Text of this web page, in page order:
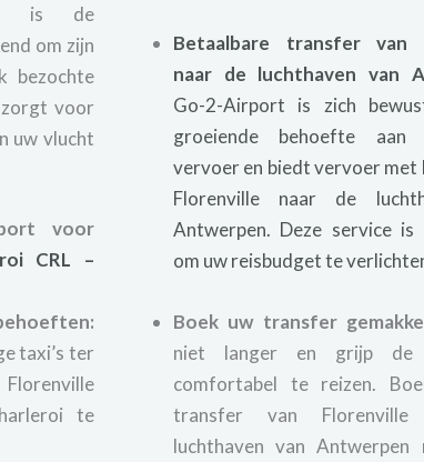
is de
om zijn
bezochte
zorgt voor
uw vlucht
voor
CRL –
taxi’s ter
te
Betaalbare transfer van
naar de luchthaven van
Go-2-Airport is zich
groeiende behoefte aan
vervoer en biedt vervoer met
Florenville naar de
Antwerpen. Deze service is
om uw reisbudget te
Boek uw transfer
niet langer en grijp de
comfortabel te reizen.
transfer van
luchthaven van Antwerpen